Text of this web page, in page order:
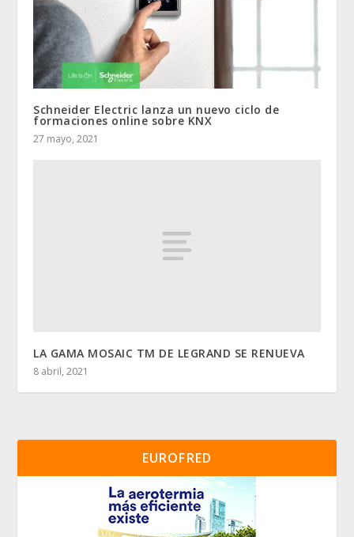
Schneider Electric lanza un nuevo ciclo de
formaciones online sobre KNX
27 mayo, 2021
LA GAMA MOSAIC TM DE LEGRAND SE RENUEVA
8 abril, 2021
EUROFRED